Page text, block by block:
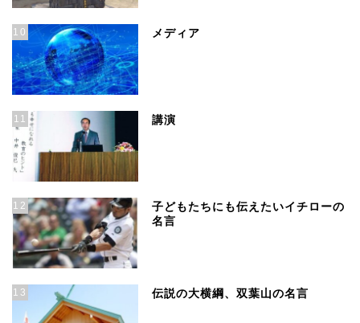
10 メディア
11 講演
12
子どもたちにも伝えたいイチローの
名言
13 伝説の大横綱、双葉山の名言